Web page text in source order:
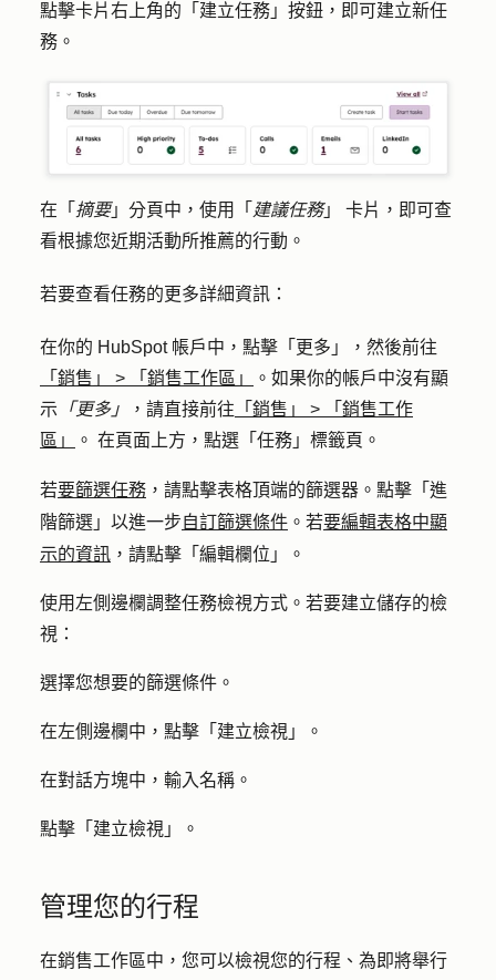
點擊卡片右上角的「 建立任務 」按鈕，即可建立新任
務。
在「 摘要」分頁中，使用「 建議任務」
卡片，即可查
看根據您近期活動所推薦的行動。
若要查看任務的更多詳細資訊：
在你的 HubSpot 帳戶中，點擊 「更多」
，然後前往
「銷售」
> 「銷售工作區」
。如果你的帳戶中沒有顯
示 「更多」 ，請直接前往 「銷售」 >
「銷售工作
區」
。 在頁面上方，點選「 任務 」標籤頁。
若要篩選任務 ，請點擊表格頂端的篩選器 。點擊「 進
階篩選 」以進一步自訂篩選條件 。若要編輯表格中顯
示的資訊 ，請點擊「 編輯欄位 」。
使用左側邊欄調整任務檢視方式。若要建立儲存的檢
視：
選擇您想要的篩選條件 。
在左側邊欄中，點擊「 建立檢視 」。
在對話方塊中，輸入名稱 。
點擊「 建立檢視 」。
管理您的行程
在銷售工作區中，您可以檢視您的行程、為即將舉行